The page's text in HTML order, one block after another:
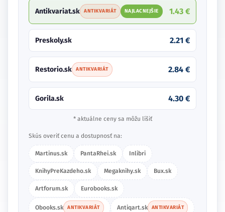
Antikvariat.sk ANTIKVARIÁT NAJLACNEJŠIE 1.43 €
Preskoly.sk 2.21 €
Restorio.sk ANTIKVARIÁT 2.84 €
Gorila.sk 4.30 €
* aktuálne ceny sa môžu líšiť
Skús overiť cenu a dostupnosť na:
Martinus.sk PantaRhei.sk Inlibri
KnihyPreKazdeho.sk Megaknihy.sk Bux.sk
Artforum.sk Eurobooks.sk
Obooks.sk ANTIKVARIÁT Antiqart.sk ANTIKVARIÁT